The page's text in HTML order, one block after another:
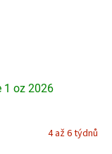
1 oz 2026
4 až 6 týdnů